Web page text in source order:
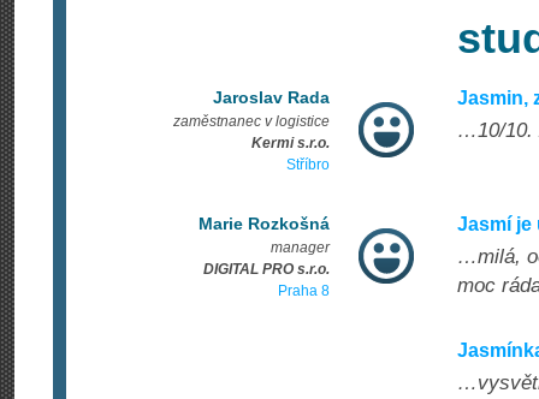
Jaroslav Rada
zaměstnanec v logistice
Kermi s.r.o.
Stříbro
Jasmin,
…10/10.
Marie Rozkošná
manager
DIGITAL PRO s.r.o.
Praha 8
Jasmí je
…milá,
moc